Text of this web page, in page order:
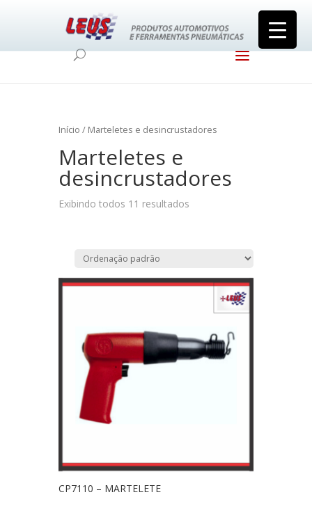
Início / Marteletes e desincrustadores
Marteletes e
desincrustadores
Exibindo todos 11 resultados
CP7110 – MARTELETE